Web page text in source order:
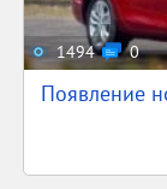
1494 0
Появление